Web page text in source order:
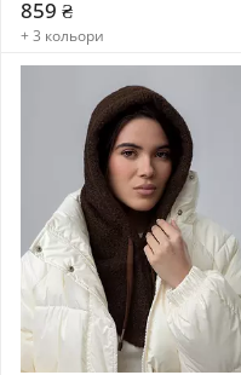
859 ₴
+ 3 кольори